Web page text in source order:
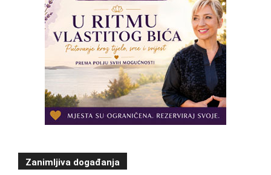
Zanimljiva događanja